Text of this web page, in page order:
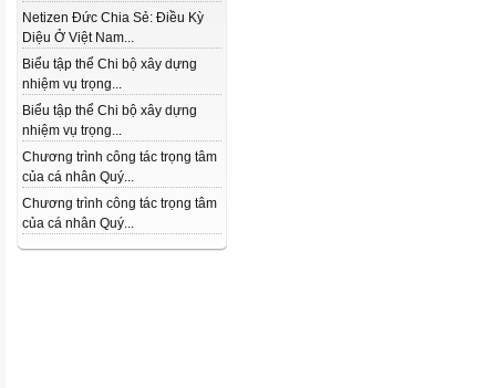
Netizen Đức Chia Sẻ: Điều Kỳ
Diệu Ở Việt Nam...
Biểu tập thể Chi bộ xây dựng
nhiệm vụ trọng...
Biểu tập thể Chi bộ xây dựng
nhiệm vụ trọng...
Chương trình công tác trọng tâm
của cá nhân Quý...
Chương trình công tác trọng tâm
của cá nhân Quý...